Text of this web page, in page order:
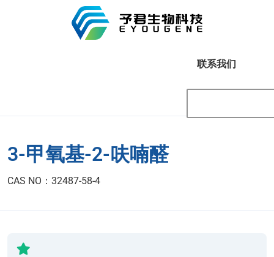
联系我们
3-甲氧基-2-呋喃醛
CAS NO：32487-58-4